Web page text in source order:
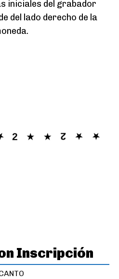
iniciales del grabador
del lado derecho de la
Inscripción